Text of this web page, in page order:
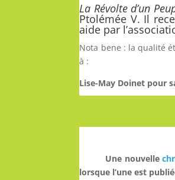
La Révolte d’un
Ptolémée V. Il
aide par
Nota bene : la qualité
à :
Lise-May Doinet pour
Une nouvelle
lorsque l’une est